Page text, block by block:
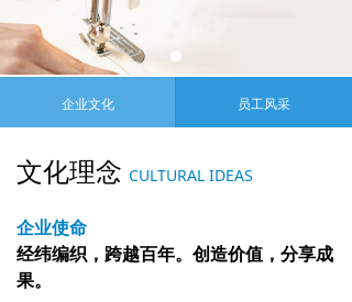
文化理念 CULTURAL IDEAS
企业文化 员工风采
企业使命
经纬编织，跨越百年。创造价值，分享成
果。